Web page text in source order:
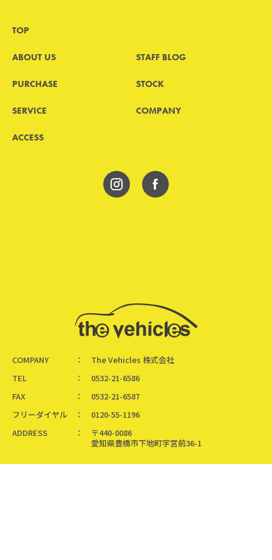
TOP
ABOUT US STAFF BLOG
PURCHASE STOCK
SERVICE COMPANY
ACCESS
COMPANY
The Vehicles 株式会社
TEL
0532-21-6586
FAX
0532-21-6587
フリーダイヤル
0120-55-1196
ADDRESS
〒440-0086
愛知県豊橋市下地町字宮前36-1